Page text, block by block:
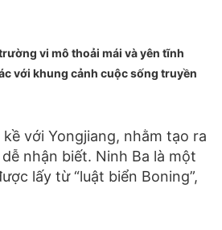
vi mô thoải mái và yên tĩnh
với khung cảnh cuộc sống truyền
với Yongjiang, nhằm tạo ra
nhận biết. Ninh Ba là một
lấy từ “luật biển Boning”,